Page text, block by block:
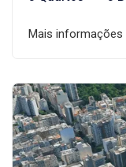
Mais informações